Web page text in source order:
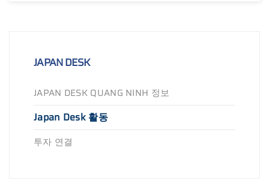
JAPAN DESK
JAPAN DESK QUANG NINH 정보
Japan Desk 활동
투자 연결